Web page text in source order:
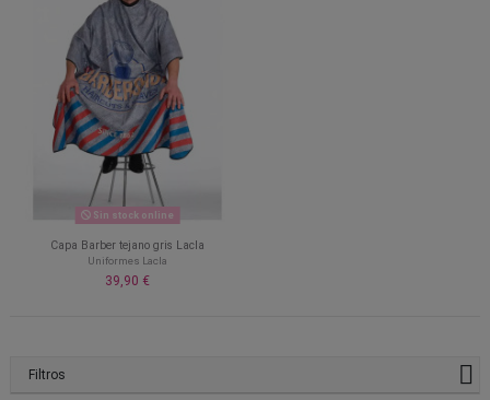
Sin stock online
Capa Barber tejano gris Lacla
Uniformes Lacla
39,90 €
Filtros